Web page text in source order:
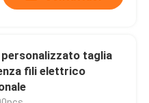
taglia
fili elettrico